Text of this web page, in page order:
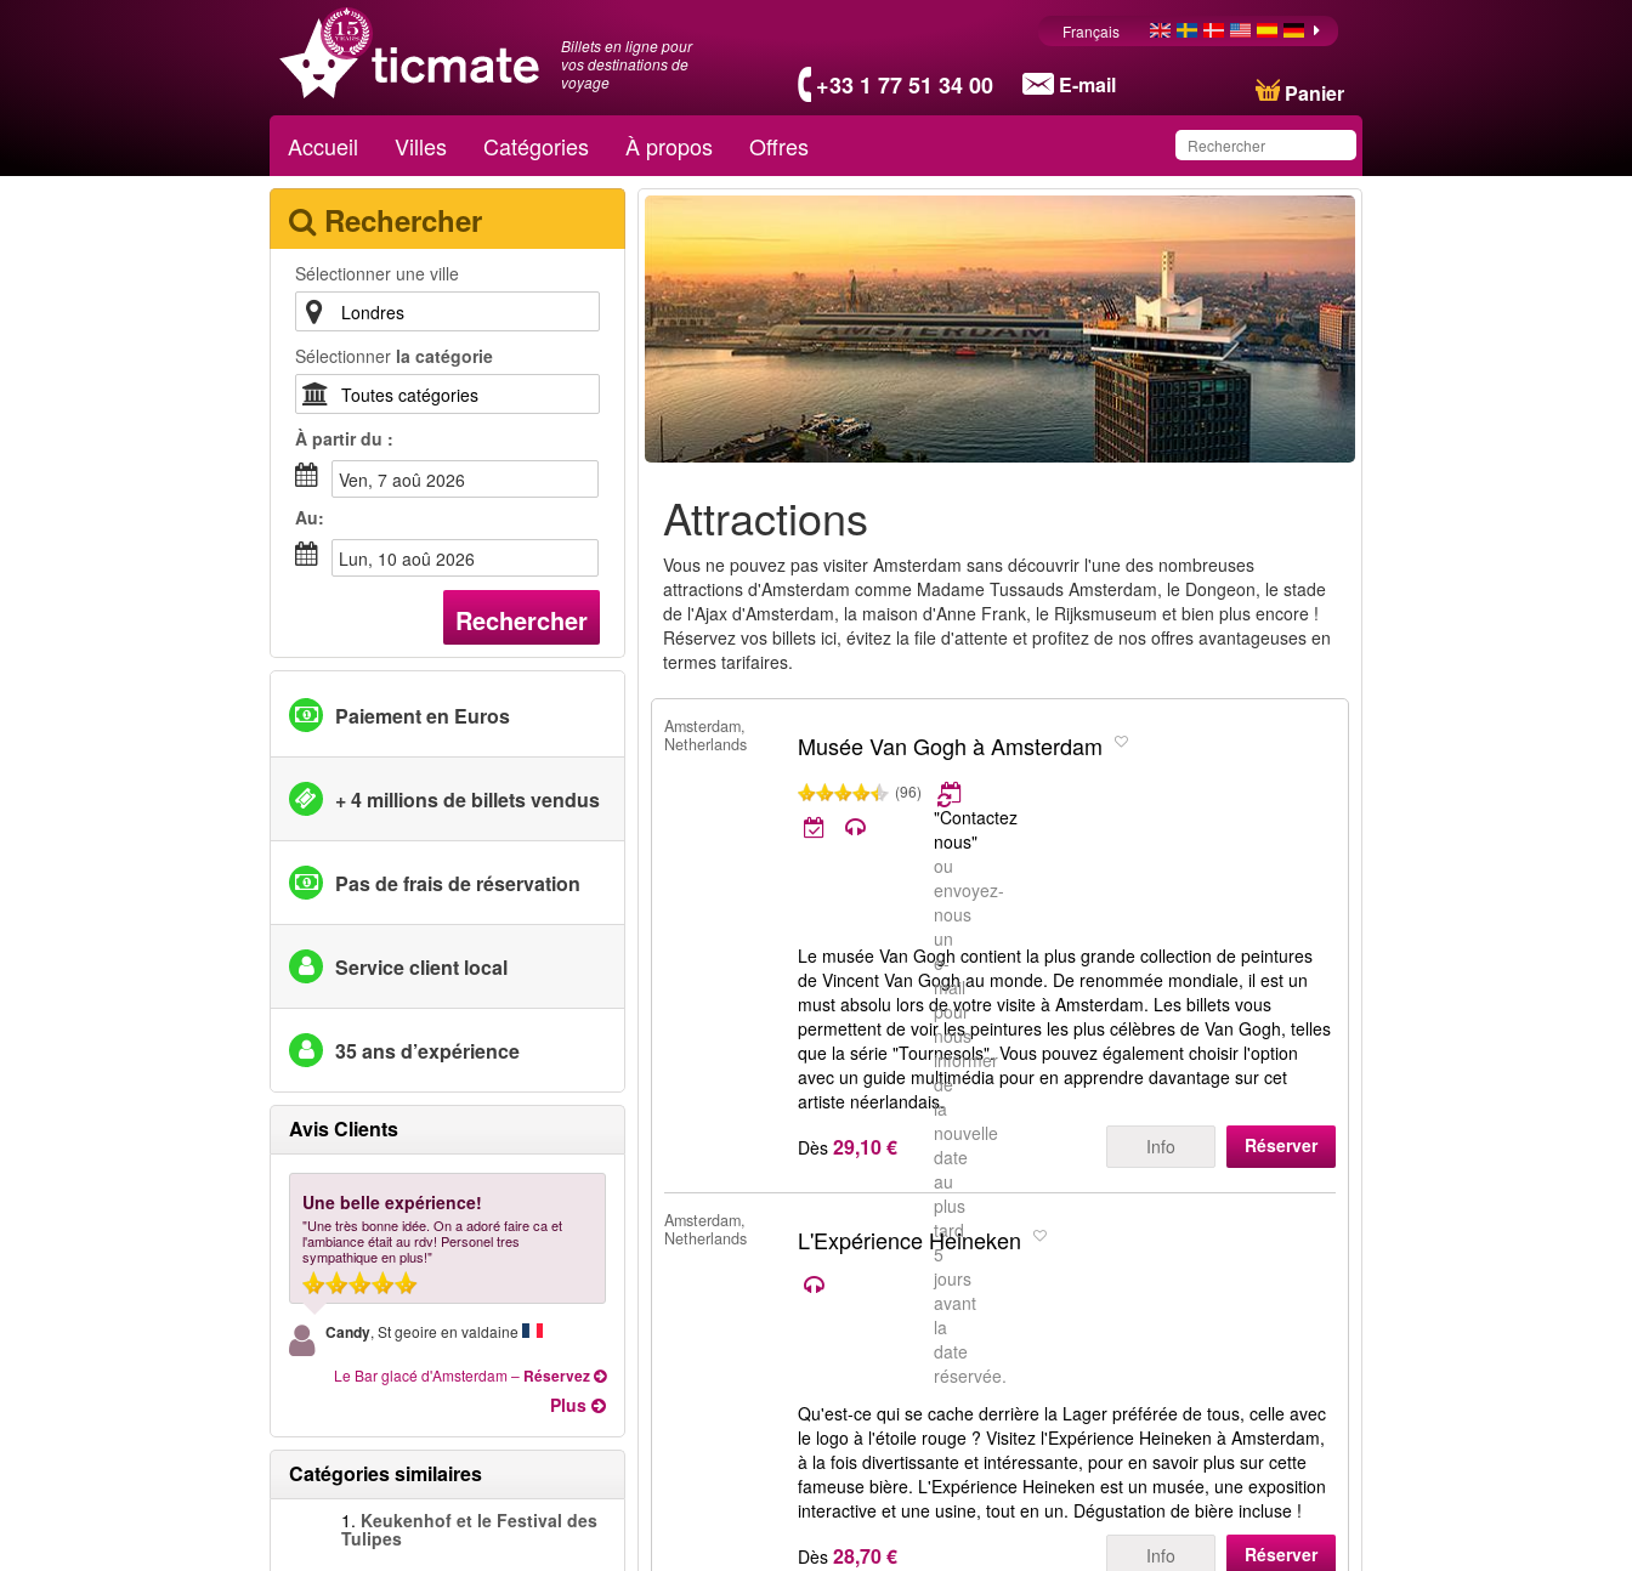
Billets en ligne pour
vos destinations de
voyage
+33 1 77 51 34 00 E-mail Panier
Français
Accueil Villes Catégories À propos Offres
Ce produit a été
sauvegardé dans votre
liste.
Rechercher
Sélectionner une ville
Sélectionner la catégorie
À partir du :
ven, 7 aoû 2026
Au:
lun, 10 aoû 2026
Rechercher
Paiement en Euros
+ 4 millions de billets vendus
Pas de frais de réservation
Service client local
35 ans d’expérience
Avis Clients
Une belle expérience!
"Une très bonne idée. On a adoré faire ca et
l'ambiance était au rdv! Personel tres
sympathique en plus!"
Candy, St geoire en valdaine
Le Bar glacé d'Amsterdam– Réservez
Plus
Catégories similaires
1. Keukenhof et le Festival des
Tulipes
Attractions
Vous ne pouvez pas visiter Amsterdam sans découvrir l'une des nombreuses
attractions d'Amsterdam comme Madame Tussauds Amsterdam, le Dongeon, le stade
de l'Ajax d'Amsterdam, la maison d'Anne Frank, le Rijksmuseum et bien plus encore !
Réservez vos billets ici, évitez la file d'attente et profitez de nos offres avantageuses en
termes tarifaires.
Amsterdam,
Netherlands
Musée Van Gogh à Amsterdam
(96)
"Contactez
nous"
ou
envoyez-
nous
un
e-
mail
pour
nous
informer
de
la
nouvelle
date
au
plus
tard
5
jours
avant
la
date
réservée.
Le musée Van Gogh contient la plus grande collection de peintures
de Vincent Van Gogh au monde. De renommée mondiale, il est un
must absolu lors de votre visite à Amsterdam. Les billets vous
permettent de voir les peintures les plus célèbres de Van Gogh, telles
que la série "Tournesols". Vous pouvez également choisir l'option
avec un guide multimédia pour en apprendre davantage sur cet
artiste néerlandais.
Dès 29,10 € Info Réserver
Amsterdam,
Netherlands
L'Expérience Heineken
Qu'est-ce qui se cache derrière la Lager préférée de tous, celle avec
le logo à l'étoile rouge ? Visitez l'Expérience Heineken à Amsterdam,
à la fois divertissante et intéressante, pour en savoir plus sur cette
fameuse bière. L'Expérience Heineken est un musée, une exposition
interactive et une usine, tout en un. Dégustation de bière incluse !
Dès 28,70 € Info Réserver